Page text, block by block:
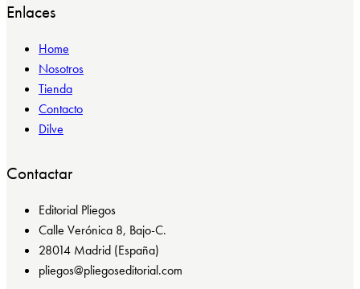
Enlaces
Home
Nosotros
Tienda
Contacto
Dilve
Contactar
Editorial Pliegos
Calle Verónica 8, Bajo-C.
28014 Madrid (España)
pliegos@pliegoseditorial.com